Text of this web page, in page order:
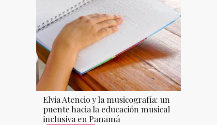
Elvia Atencio y la musicografía: un
puente hacia la educación musical
inclusiva en Panamá